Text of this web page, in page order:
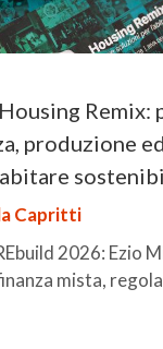
Remix:
produzione
Capritti
2026: Ezio
mista,